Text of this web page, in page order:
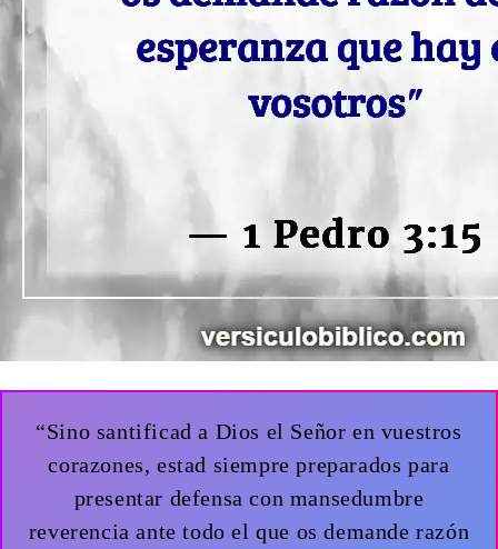
“Sino santificad a Dios el Señor en vuestros
corazones, estad siempre preparados para
presentar defensa con mansedumbre
reverencia ante todo el que os demande razón